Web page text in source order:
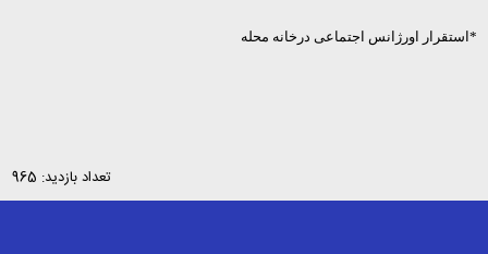
*استقرار اورژانس اجتماعی درخانه محله
تعداد بازدید: 965